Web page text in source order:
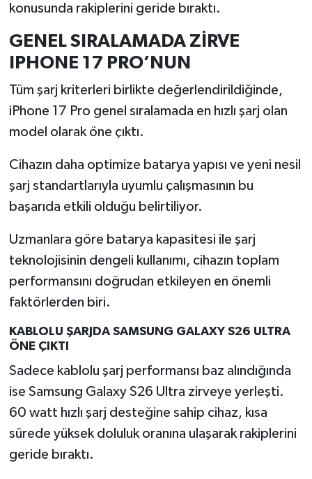
konusunda rakiplerini geride bıraktı.
GENEL SIRALAMADA ZİRVE
IPHONE 17 PRO’NUN
Tüm şarj kriterleri birlikte değerlendirildiğinde,
iPhone 17 Pro genel sıralamada en hızlı şarj olan
model olarak öne çıktı.
Cihazın daha optimize batarya yapısı ve yeni nesil
şarj standartlarıyla uyumlu çalışmasının bu
başarıda etkili olduğu belirtiliyor.
Uzmanlara göre batarya kapasitesi ile şarj
teknolojisinin dengeli kullanımı, cihazın toplam
performansını doğrudan etkileyen en önemli
faktörlerden biri.
KABLOLU ŞARJDA SAMSUNG GALAXY S26 ULTRA
ÖNE ÇIKTI
Sadece kablolu şarj performansı baz alındığında
ise Samsung Galaxy S26 Ultra zirveye yerleşti.
60 watt hızlı şarj desteğine sahip cihaz, kısa
sürede yüksek doluluk oranına ulaşarak rakiplerini
geride bıraktı.
Politika
Resmi İlan
Rüya Tabirleri
Simav
Spor
Tavşanlı
Teknoloji
Türkiye
Video Galeri
Yaşam